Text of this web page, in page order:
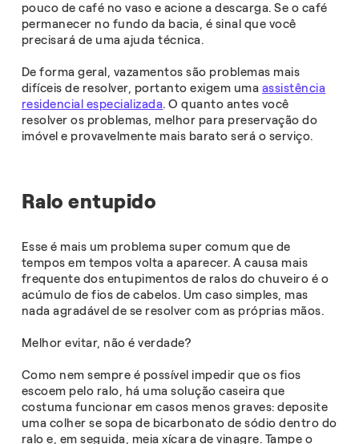
pouco de café no vaso e acione a descarga. Se o café
permanecer no fundo da bacia, é sinal que você
precisará de uma ajuda técnica.
De forma geral, vazamentos são problemas mais
difíceis de resolver, portanto exigem uma assistência
residencial especializada. O quanto antes você
resolver os problemas, melhor para preservação do
imóvel e provavelmente mais barato será o serviço.
Ralo entupido
Esse é mais um problema super comum que de
tempos em tempos volta a aparecer. A causa mais
frequente dos entupimentos de ralos do chuveiro é o
acúmulo de fios de cabelos. Um caso simples, mas
nada agradável de se resolver com as próprias mãos.
Melhor evitar, não é verdade?
Como nem sempre é possível impedir que os fios
escoem pelo ralo, há uma solução caseira que
costuma funcionar em casos menos graves: deposite
uma colher se sopa de bicarbonato de sódio dentro do
ralo e, em seguida, meia xícara de vinagre. Tampe o